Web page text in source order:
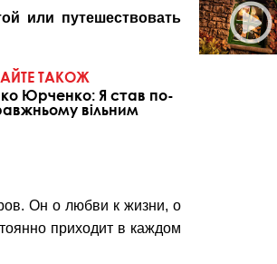
или путешествовать
ТАКОЖ
Юрченко: Я став по-
вільним
Он о любви к жизни, о
приходит в каждом